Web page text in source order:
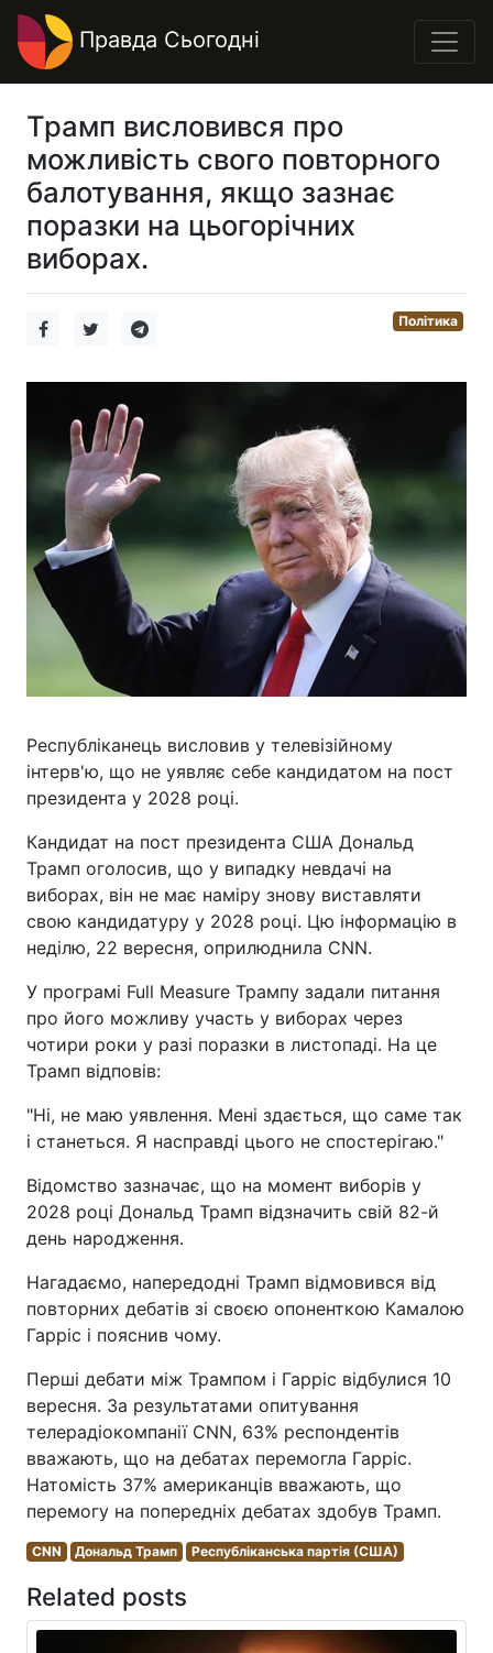
Правда Сьогодні
Трамп висловився про
можливість свого повторного
балотування, якщо зазнає
поразки на цьогорічних
виборах.
Політика
Республіканець висловив у телевізійному
інтерв'ю, що не уявляє себе кандидатом на пост
президента у 2028 році.
Кандидат на пост президента США Дональд
Трамп оголосив, що у випадку невдачі на
виборах, він не має наміру знову виставляти
свою кандидатуру у 2028 році. Цю інформацію в
неділю, 22 вересня, оприлюднила CNN.
У програмі Full Measure Трампу задали питання
про його можливу участь у виборах через
чотири роки у разі поразки в листопаді. На це
Трамп відповів:
"Ні, не маю уявлення. Мені здається, що саме так
і станеться. Я насправді цього не спостерігаю."
Відомство зазначає, що на момент виборів у
2028 році Дональд Трамп відзначить свій 82-й
день народження.
Нагадаємо, напередодні Трамп відмовився від
повторних дебатів зі своєю опоненткою Камалою
Гарріс і пояснив чому.
Перші дебати між Трампом і Гарріс відбулися 10
вересня. За результатами опитування
телерадіокомпанії CNN, 63% респондентів
вважають, що на дебатах перемогла Гарріс.
Натомість 37% американців вважають, що
перемогу на попередніх дебатах здобув Трамп.
CNN Дональд Трамп Республіканська партія (США)
Related posts